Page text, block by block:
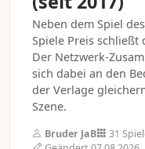
Neben dem Spiel
Spiele Preis schließt
Der Netzwerk-
sich dabei an den
der Verlage
Szene.
Bruder JaB 31